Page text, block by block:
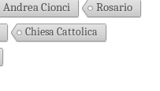
Andrea Cionci
Rosario
Chiesa Cattolica